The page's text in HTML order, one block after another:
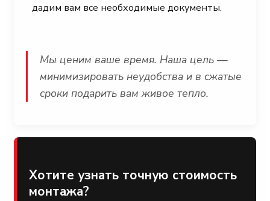
дадим вам все необходимые документы.
Мы ценим ваше время. Наша цель —
минимизировать неудобства и в сжатые
сроки подарить вам живое тепло.
Хотите узнать точную стоимость
монтажа?